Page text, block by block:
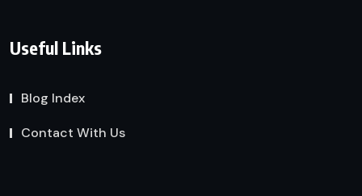
Useful Links
Blog Index
Contact With Us